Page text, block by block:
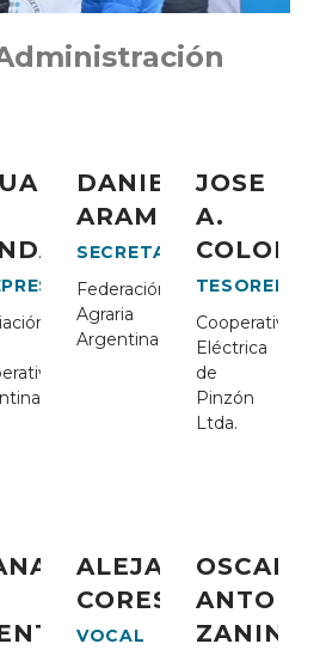
DANIEL
ARAMBARRI
SECRETARIO
Federación
Agraria
Argentina
JOSE
A.
TESORERO
Cooperativa
Eléctrica
de
Pinzón
Ltda.
ALEJANDRO
CORESKI
VOCAL
OSCAR